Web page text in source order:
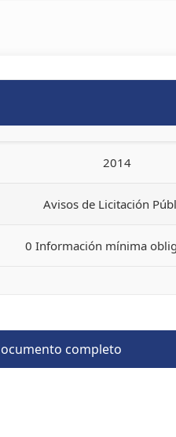
2014
Avisos de Licitación
0 Información mínima
completo